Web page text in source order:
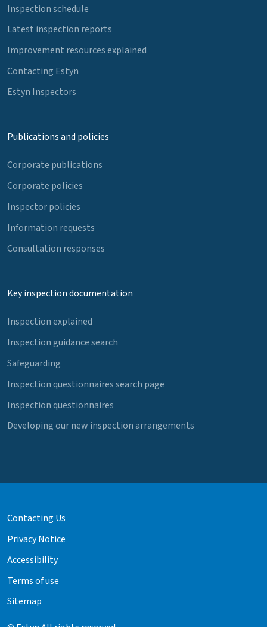
Inspection schedule
Latest inspection reports
Improvement resources explained
Contacting Estyn
Estyn Inspectors
Publications and policies
Corporate publications
Corporate policies
Inspector policies
Information requests
Consultation responses
Key inspection documentation
Inspection explained
Inspection guidance search
Safeguarding
Inspection questionnaires search page
Inspection questionnaires
Developing our new inspection arrangements
Contacting Us
Privacy Notice
Accessibility
Terms of use
Sitemap